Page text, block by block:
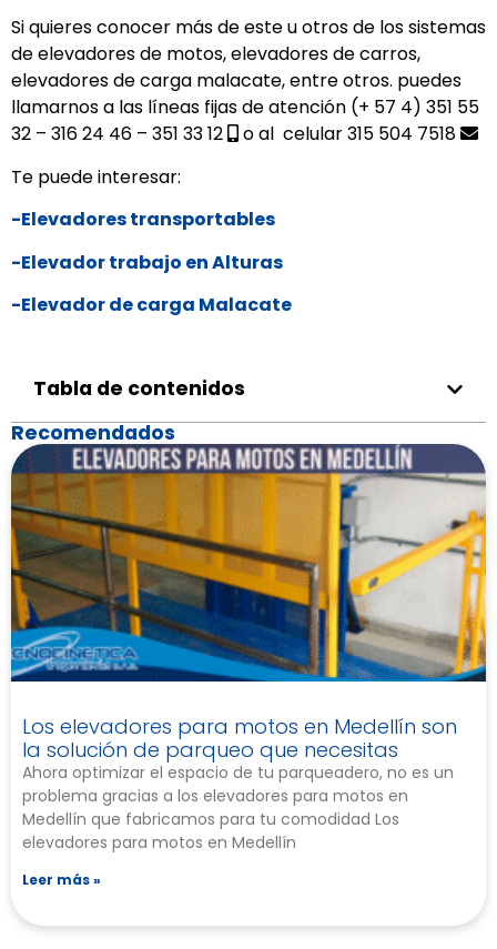
Si quieres conocer más de este u otros de los sistemas
de elevadores de motos, elevadores de carros,
elevadores de carga malacate, entre otros. puedes
llamarnos a las líneas fijas de atención (+ 57 4) 351 55
32 – 316 24 46 – 351 33 12
o al celular 315 504 7518
Te puede interesar:
-Elevadores transportables
-Elevador trabajo en Alturas
-Elevador de carga Malacate
Tabla de contenidos
Recomendados
Los elevadores para motos en Medellín son
la solución de parqueo que necesitas
Ahora optimizar el espacio de tu parqueadero, no es un
problema gracias a los elevadores para motos en
Medellín que fabricamos para tu comodidad Los
elevadores para motos en Medellín
Leer más »